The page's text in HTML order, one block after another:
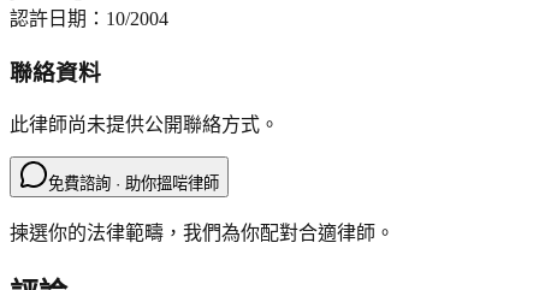
認許日期： 10/2004
聯絡資料
此律師尚未提供公開聯絡方式。
免費諮詢 · 助你搵啱律師
揀選你的法律範疇，我們為你配對合適律師。